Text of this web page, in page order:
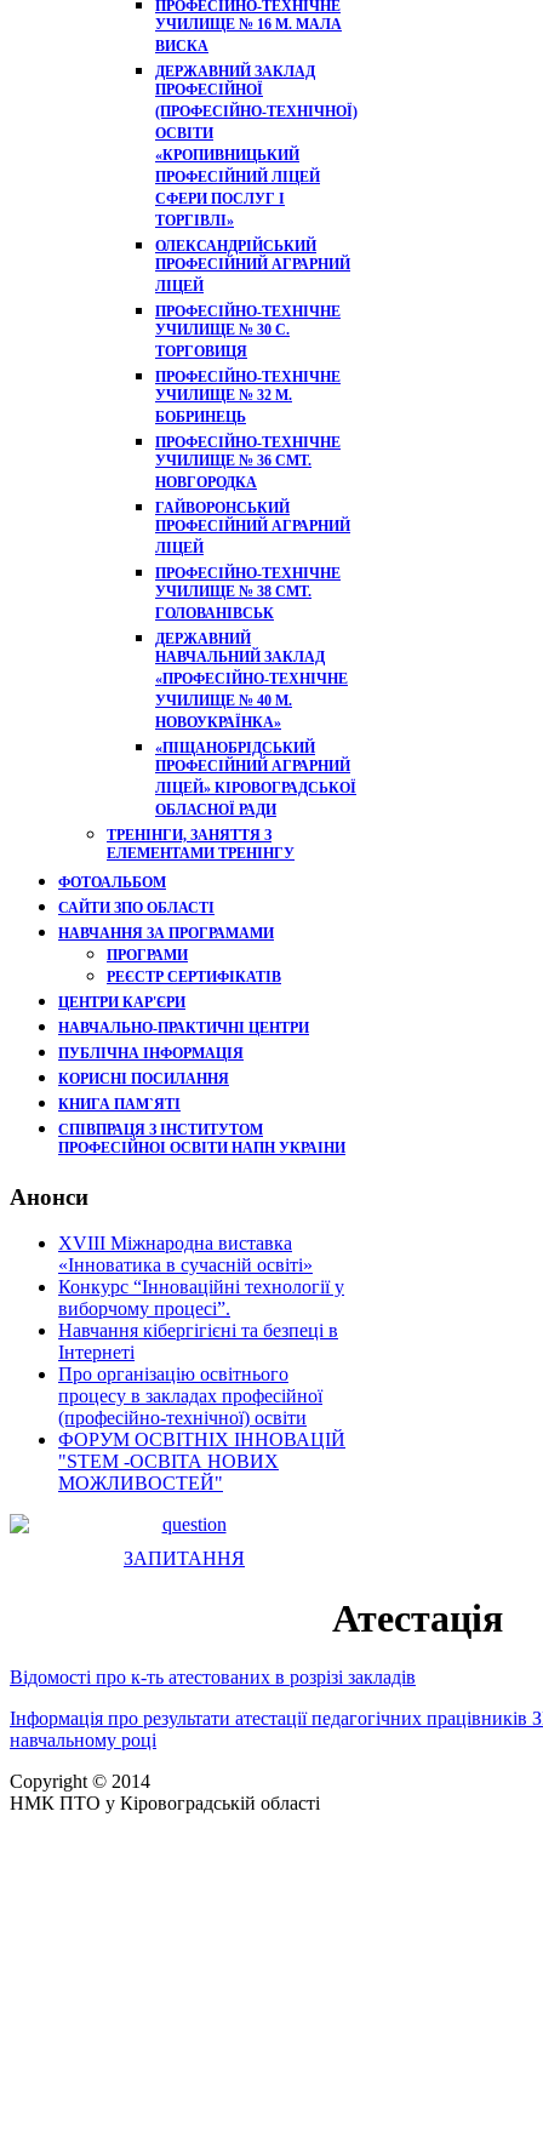
ПРОФЕСІЙНО-ТЕХНІЧНЕ
УЧИЛИЩЕ № 16 М. МАЛА
ВИСКА
ДЕРЖАВНИЙ ЗАКЛАД
ПРОФЕСІЙНОЇ
(ПРОФЕСІЙНО-ТЕХНІЧНОЇ)
ОСВІТИ
«КРОПИВНИЦЬКИЙ
ПРОФЕСІЙНИЙ ЛІЦЕЙ
СФЕРИ ПОСЛУГ І
ТОРГІВЛІ»
ОЛЕКСАНДРІЙСЬКИЙ
ПРОФЕСІЙНИЙ АГРАРНИЙ
ЛІЦЕЙ
ПРОФЕСІЙНО-ТЕХНІЧНЕ
УЧИЛИЩЕ № 30 С.
ТОРГОВИЦЯ
ПРОФЕСІЙНО-ТЕХНІЧНЕ
УЧИЛИЩЕ № 32 М.
БОБРИНЕЦЬ
ПРОФЕСІЙНО-ТЕХНІЧНЕ
УЧИЛИЩЕ № 36 СМТ.
НОВГОРОДКА
ГАЙВОРОНСЬКИЙ
ПРОФЕСІЙНИЙ АГРАРНИЙ
ЛІЦЕЙ
ПРОФЕСІЙНО-ТЕХНІЧНЕ
УЧИЛИЩЕ № 38 СМТ.
ГОЛОВАНІВСЬК
ДЕРЖАВНИЙ
НАВЧАЛЬНИЙ ЗАКЛАД
«ПРОФЕСІЙНО-ТЕХНІЧНЕ
УЧИЛИЩЕ № 40 М.
НОВОУКРАЇНКА»
«ПІЩАНОБРІДСЬКИЙ
ПРОФЕСІЙНИЙ АГРАРНИЙ
ЛІЦЕЙ» КІРОВОГРАДСЬКОЇ
ОБЛАСНОЇ РАДИ
ТРЕНІНГИ, ЗАНЯТТЯ З
ЕЛЕМЕНТАМИ ТРЕНІНГУ
ФОТОАЛЬБОМ
САЙТИ ЗПО ОБЛАСТІ
НАВЧАННЯ ЗА ПРОГРАМАМИ
ПРОГРАМИ
РЕЄСТР СЕРТИФІКАТІВ
ЦЕНТРИ КАР'ЄРИ
НАВЧАЛЬНО-ПРАКТИЧНІ ЦЕНТРИ
ПУБЛІЧНА ІНФОРМАЦІЯ
КОРИСНІ ПОСИЛАННЯ
КНИГА ПАМ`ЯТІ
СПІВПРАЦЯ З ІНСТИТУТОМ
ПРОФЕСІЙНОІ ОСВІТИ НАПН УКРАІНИ
Анонси
XVIII Міжнародна виставка
«Інноватика в сучасній освіті»
Конкурс “Інноваційні технології у
виборчому процесі”.
Навчання кібергігієні та безпеці в
Інтернеті
Про організацію освітнього
процесу в закладах професійної
(професійно-технічної) освіти
ФОРУМ ОСВІТНІХ ІННОВАЦІЙ
"STEM -ОСВІТА НОВИХ
МОЖЛИВОСТЕЙ"
ЗАПИТАННЯ
Атестація
Відомості про к-ть атестованих в розрізі закладів
Інформація про результати атестації педагогічних
навчальному році
Copyright © 2014
НМК ПТО у Кіровоградській області